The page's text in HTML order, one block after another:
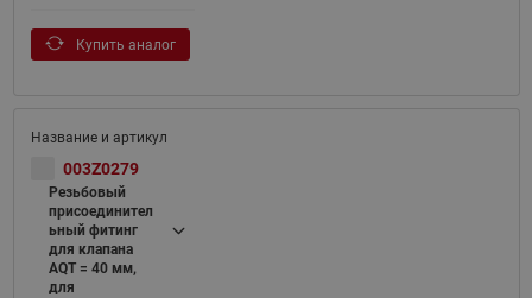
Купить аналог
003Z0279
Резьбовый
присоединител
ьный фитинг
для клапана
AQT = 40 мм,
для